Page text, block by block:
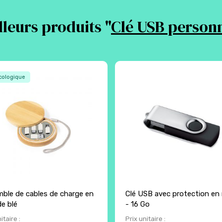
produits "Clé USB
de cables de charge en
blé
:
Clé USB avec protection en
- 16 Go
Prix unitaire :